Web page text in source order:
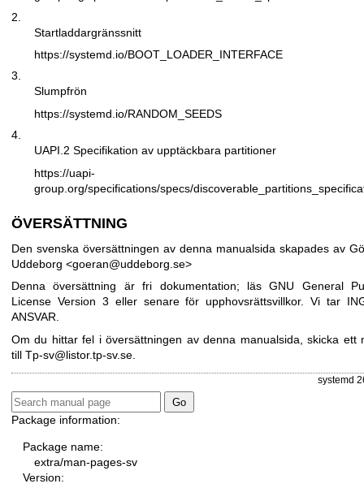
2.
Startladdargränssnitt
https://systemd.io/BOOT_LOADER_INTERFACE
3.
Slumpfrön
https://systemd.io/RANDOM_SEEDS
4.
UAPI.2 Specifikation av upptäckbara partitioner
https://uapi-
group.org/specifications/specs/
ÖVERSÄTTNING
Den svenska översättningen av denna manualsida skapades av
Uddeborg <goeran@uddeborg.se>
Denna översättning är fri dokumentation; läsGNU General
License Version 3 eller senare för upphovsrättsvillkor. Vi tar
ANSVAR.
Om du hittar fel i översättningen av denna manualsida, skicka ett
till Tp-sv@listor.tp-sv.se
systemd
Package information:
Package name:
extra/man-pages-sv
Version: